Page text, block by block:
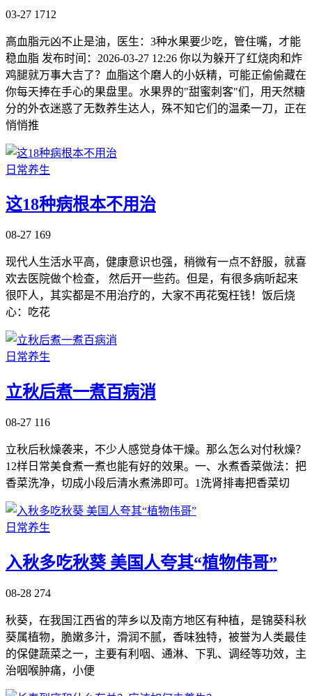
03-27 1712
高血脂元凶不止是油，医生：3种水果要少吃，管住嘴，才能
稳血脂 发布时间：2026-03-27 12:26 你以为躲开了红烧肉和炸
鸡腿就万事大吉了？血脂这个磨人的小妖精，可能正偷偷藏在
你每天捧在手心的果盘里。水果界的"甜蜜刺客"们，用天然糖
分的外衣迷惑了无数养生达人，殊不知它们的温柔一刀，正在
悄悄推
日常养生
这18种病根本不用治
08-27 169
现代人生活水平高，健康意识也强，稍微有一点不舒服，就喜
欢去医院做个检查， 然后开一些药。但是，有很多病听起来
很吓人，其实都是不用治疗的，大家不再花冤枉钱！饭后烧
心：吃花
日常养生
立秋后煮一煮百病消
08-27 116
立秋后秋燥袭来，不少人感觉身体干燥。那么怎么对付秋燥？
12样日常美食煮一煮也能有好的效果。一、水煮香菜做法：把
香菜洗净，切成小段后清水煮沸即可。1洗肾排毒把香菜切
日常养生
入秋多吃秋葵 美国人夸其“植物伟哥”
08-28 274
秋葵，在我国江西省的萍乡以及南方地区有种植，是锦葵科秋
葵属植物，脆嫩多汁，滑润不腻，香味独特，被誉为人类最佳
的保健蔬菜之一，主要有利咽、通淋、下乳、调经等功效，主
治咽喉肿痛，小便